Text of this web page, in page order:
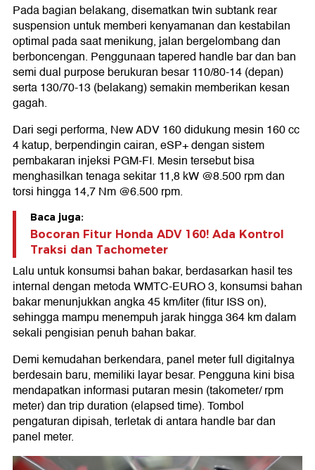
Pada bagian belakang, disematkan twin subtank rear
suspension untuk memberi kenyamanan dan kestabilan
optimal pada saat menikung, jalan bergelombang dan
berboncengan. Penggunaan tapered handle bar dan ban
semi dual purpose berukuran besar 110/80-14 (depan)
serta 130/70-13 (belakang) semakin memberikan kesan
gagah.
Dari segi performa, New ADV 160 didukung mesin 160 cc
4 katup, berpendingin cairan, eSP+ dengan sistem
pembakaran injeksi PGM-FI. Mesin tersebut bisa
menghasilkan tenaga sekitar 11,8 kW @8.500 rpm dan
torsi hingga 14,7 Nm @6.500 rpm.
Baca juga:
Bocoran Fitur Honda ADV 160! Ada Kontrol
Traksi dan Tachometer
Lalu untuk konsumsi bahan bakar, berdasarkan hasil tes
internal dengan metoda WMTC-EURO 3, konsumsi bahan
bakar menunjukkan angka 45 km/liter (fitur ISS on),
sehingga mampu menempuh jarak hingga 364 km dalam
sekali pengisian penuh bahan bakar.
Demi kemudahan berkendara, panel meter full digitalnya
berdesain baru, memiliki layar besar. Pengguna kini bisa
mendapatkan informasi putaran mesin (takometer/ rpm
meter) dan trip duration (elapsed time). Tombol
pengaturan dipisah, terletak di antara handle bar dan
panel meter.